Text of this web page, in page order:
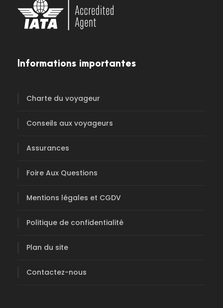
Informations importantes
Charte du voyageur
Conseils aux voyageurs
Assurances
Foire Aux Questions
Mentions légales et CGDV
Politique de confidentialité
Plan du site
Contactez-nous